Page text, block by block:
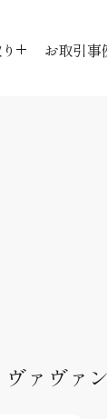
お取引事
ァヴァ